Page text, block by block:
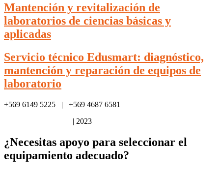
Mantención y revitalización de
laboratorios de ciencias básicas y
aplicadas
Servicio técnico Edusmart: diagnóstico,
mantención y reparación de equipos de
laboratorio
+569 6149 5225 | +569 4687 6581
| 2023
¿Necesitas apoyo para seleccionar el
equipamiento adecuado?